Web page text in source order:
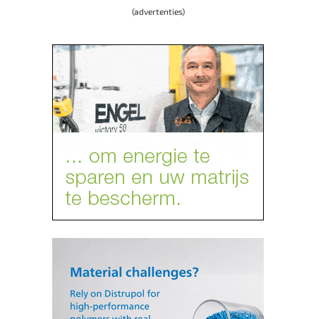
(advertenties)